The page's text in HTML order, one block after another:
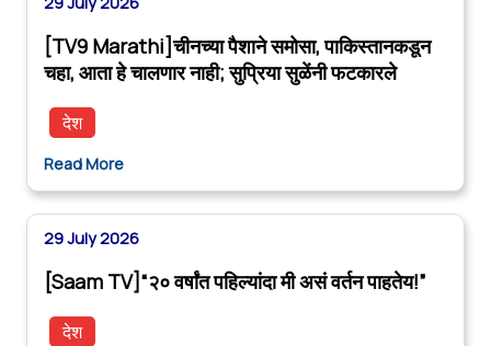
[TV9 Marathi]चीनच्या पैशाने समोसा, पाकिस्तानकडून
चहा, आता हे चालणार नाही; सुप्रिया सुळेंनी फटकारले
देश
Read More
29 July 2026
[Saam TV]“२० वर्षांत पहिल्यांदा मी असं वर्तन पाहतेय!”
देश